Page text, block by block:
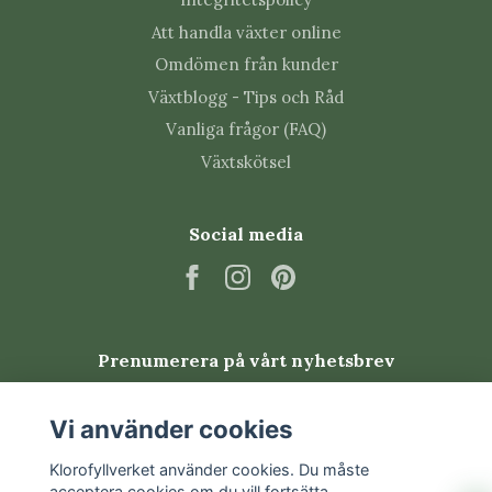
Toppa skotten regelbundet för att få plantan
Låt inte hela jordklumpen torka ut.
Sticklingar rotar sig lätt i vatten eller fuktig
Högre luftfuktighet minskar risken för torra
Vanliga skadedjur
och unga skott regelbundet.
Vanliga frågor om Pellionia
repens 'Variegata'
Att handla växter online
Omdömen från kunder
Växtblogg - Tips och Råd
Vanliga frågor (FAQ)
Växtskötsel
Social media
Prenumerera på vårt nyhetsbrev
Vi använder cookies
Klorofyllverket använder cookies. Du måste